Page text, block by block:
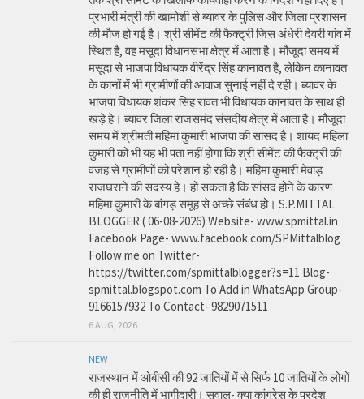
प्रभारी मंत्री की खामोशी से ब्यावर के पुलिस और जिला प्रशासन
की मौज हो गई है। श्री सीमेंट की फैक्ट्री जिस अंधेरी देवरी गांव में
स्थित है, वह मसूदा विधानसभा क्षेत्र में आता है। मौजूदा समय में
मसूदा से भाजपा विधायक वीरेंद्र सिंह कानावत है, लेकिन कानावत
के कानों में भी ग्रामीणों की आवाज सुनाई नहीं दे रही। ब्यावर के
भाजपा विधायक शंकर सिंह रावत भी विधायक कानावत के साथ ही
खड़े हे। ब्यावर जिला राजसमंद संसदीय क्षेत्र में आता है। मौजूदा
समय में श्रीमती महिमा कुमारी भाजपा की सांसद है। शायद महिला
कुमारी को भी यह भी पता नहीं होगा कि श्री सीमेंट की फैक्ट्री की
वजह से ग्रामीणों को परेशान हो रही है। महिमा कुमारी मेवाड़
राजघराने की सदस्य हे। हो सकता है कि सांसद होने के कारण
महिमा कुमारी के बांगड़ समूह से अच्छे संबंध हो। S.P.MITTAL
BLOGGER ( 06-08-2026) Website- www.spmittal.in
Facebook Page- www.facebook.com/SPMittalblog
Follow me on Twitter-
https://twitter.com/spmittalblogger?s=11 Blog-
spmittal.blogspot.com To Add in WhatsApp Group-
9166157932 To Contact- 9829071511
6 AUG, 2026
NEW
राजस्थान में ओबीसी की 92 जातियों में से सिर्फ 10 जातियों के लोगों
की ही राजनीति में भागीदारी। सवाल- क्या कांग्रेस के प्रदेश